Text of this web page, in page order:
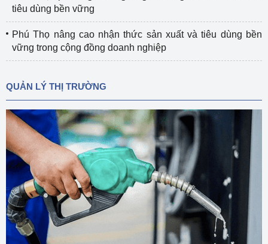
tiêu dùng bền vững
Phú Thọ nâng cao nhận thức sản xuất và tiêu dùng bền
vững trong cộng đồng doanh nghiệp
QUẢN LÝ THỊ TRƯỜNG